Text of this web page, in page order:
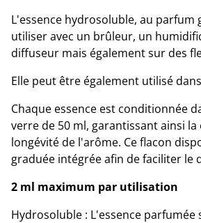
L'essence hydrosoluble, au parfum
utiliser avec un brûleur, un
diffuseur mais également sur des
Elle peut être également utilisé
Chaque essence est conditionnée
verre de 50 ml, garantissant ainsi
longévité de l'arôme. Ce flacon
graduée intégrée afin de faciliter le
2 ml maximum par utilisation
Hydrosoluble : L'essence parfumée